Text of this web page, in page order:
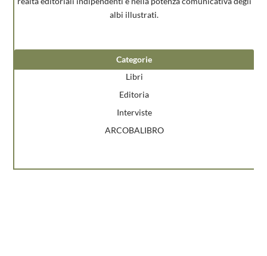
albi illustrati.
Categorie
Libri
Editoria
Interviste
ARCOBALIBRO